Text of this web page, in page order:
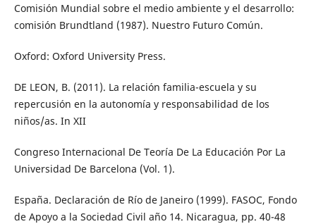
Comisión Mundial sobre el medio ambiente y el desarrollo:
comisión Brundtland (1987). Nuestro Futuro Común.
Oxford: Oxford University Press.
DE LEON, B. (2011). La relación familia-escuela y su
repercusión en la autonomía y responsabilidad de los
niños/as. In XII
Congreso Internacional De Teoría De La Educación Por La
Universidad De Barcelona (Vol. 1).
España. Declaración de Río de Janeiro (1999). FASOC, Fondo
de Apoyo a la Sociedad Civil año 14. Nicaragua, pp. 40-48